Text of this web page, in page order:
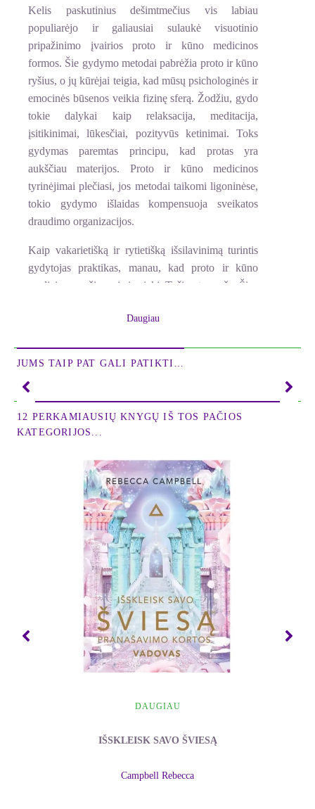
Kelis paskutinius dešimtmečius vis labiau
populiarėjo ir galiausiai sulaukė visuotinio
pripažinimo įvairios proto ir kūno medicinos
formos. Šie gydymo metodai pabrėžia proto ir kūno
ryšius, o jų kūrėjai teigia, kad mūsų psichologinės ir
emocinės būsenos veikia fizinę sferą. Žodžiu, gydo
tokie dalykai kaip relaksacija, meditacija,
įsitikinimai, lūkesčiai, pozityvūs ketinimai. Toks
gydymas paremtas principu, kad protas yra
aukščiau materijos. Proto ir kūno medicinos
tyrinėjimai plečiasi, jos metodai taikomi ligoninėse,
tokio gydymo išlaidas kompensuoja sveikatos
draudimo organizacijos.
Kaip vakarietišką ir rytietišką išsilavinimą turintis
gydytojas praktikas, manau, kad proto ir kūno
medicina yra žingsnis į priekį. Tačiau to maža. Šios
Siela yra sąmoninga, supratinga ir kūrybinga. Taip
sielos. Svarbu, kad mes galime susisiekti su savo
kūno, organų sistemų, atskirų organų ir ląstelių
sielomis ir paprašyti jų, kad jos gydytųsi pačios.
veikimu, dėl to ji yra novatoriška ir XXI amžiuje
padarys perversmą. Ji akcentuoja principą siela
aukščiau materijos. Šis principas papildo aukščiau
minėtą proto ir kūno medicinos principą. Sielos,
proto ir kūno medicinos esmė yra sielos gydymas.
Visų pirma gydyk sielą - tada pasveiks protas ir
Mokydamiesi šio metodo, jūs bendrausite su savo
kūno, jo sistemų, organų ir ląstelių sielomis ir
prašysite, kad jos gydytųsi pačios. Be to, galima
tiesiogiai kreiptis į visus Budas, šventuosius,
prašyti jų gydymo bei palaiminimų. Žmonės žino,
tačiau jų gaunami rezultatai anaiptol nevienodi.
dėsniai, kurių reikia laikytis, jei norime dvasinio
Daugiau
JUMS TAIP PAT GALI PATIKTI…
12 PERKAMIAUSIŲ KNYGŲ IŠ TOS PAČIOS
KATEGORIJOS...
DAUGIAU
IŠSKLEISK SAVO ŠVIESĄ
Campbell Rebecca